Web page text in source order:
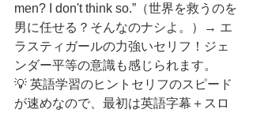
men? I don't think so.”（世界を救うのを
男に任せる？そんなのナシよ。）→ エ
ラスティガールの力強いセリフ！ジェ
ンダー平等の意識も感じられます。
💡 英語学習のヒントセリフのスピード
が速めなので、最初は英語字幕＋スロ